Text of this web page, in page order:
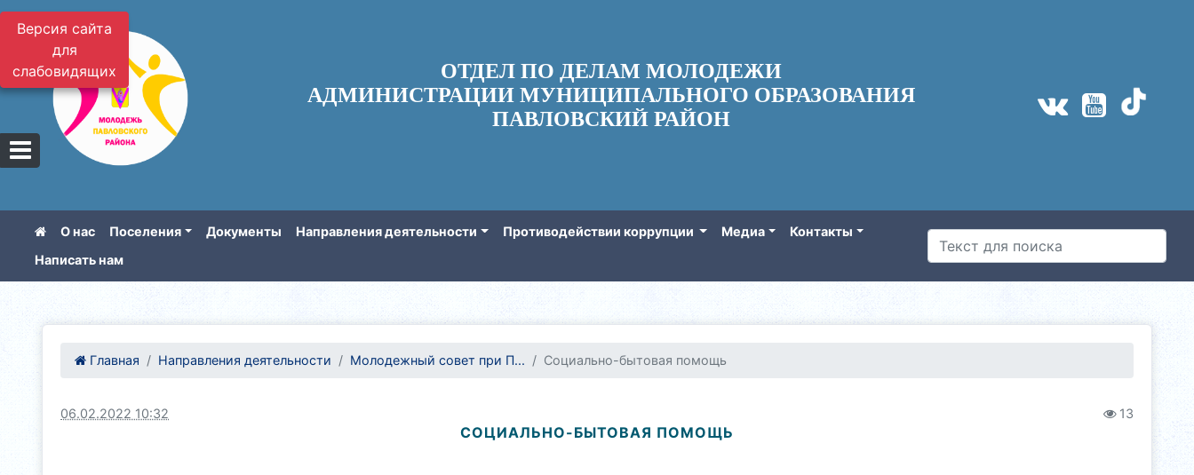
Версия сайта
для
слабовидящих
ОТДЕЛ ПО ДЕЛАМ МОЛОДЕЖИ
АДМИНИСТРАЦИИ МУНИЦИПАЛЬНОГО ОБРАЗОВАНИЯ
ПАВЛОВСКИЙ РАЙОН
О нас Поселения Документы Направления деятельности Противодействии коррупции Медиа
Контакты
Написать нам
Главная Направления деятельности Молодежный совет при П... Социально-бытовая помощь
06.02.2022 10:32 13
СОЦИАЛЬНО-БЫТОВАЯ ПОМОЩЬ